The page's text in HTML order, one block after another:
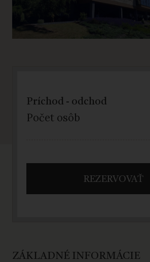
Počet osôb
REZERVOVAŤ
ZÁKLADNÉ INFORMÁCIE